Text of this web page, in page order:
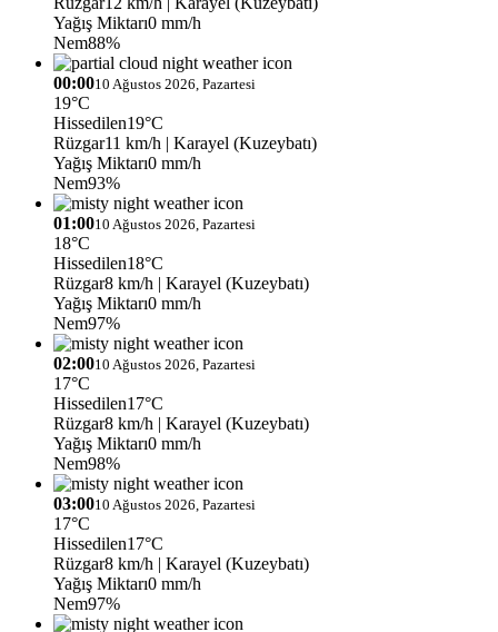
Yağış Miktarı0 mm/h
Nem88%
00:0010 Ağustos 2026, Pazartesi
19°C
Hissedilen19°C
Rüzgar11 km/h | Karayel (Kuzeybatı)
Yağış Miktarı0 mm/h
Nem93%
01:0010 Ağustos 2026, Pazartesi
18°C
Hissedilen18°C
Rüzgar8 km/h | Karayel (Kuzeybatı)
Yağış Miktarı0 mm/h
Nem97%
02:0010 Ağustos 2026, Pazartesi
17°C
Hissedilen17°C
Rüzgar8 km/h | Karayel (Kuzeybatı)
Yağış Miktarı0 mm/h
Nem98%
03:0010 Ağustos 2026, Pazartesi
17°C
Hissedilen17°C
Rüzgar8 km/h | Karayel (Kuzeybatı)
Yağış Miktarı0 mm/h
Nem97%